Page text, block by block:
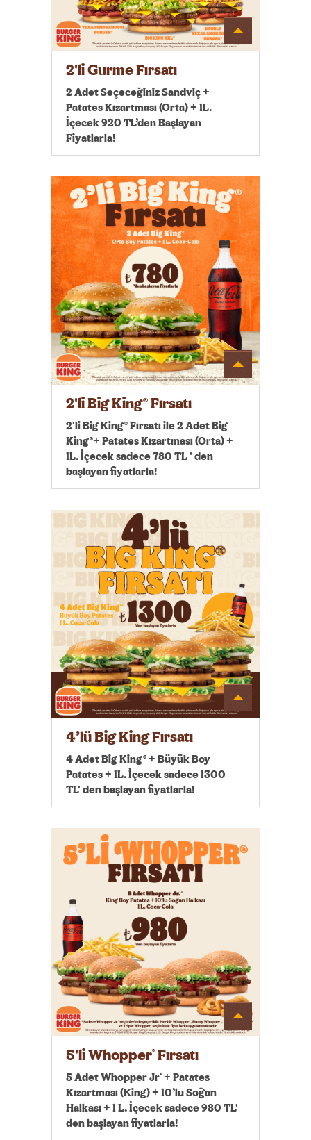
Detayı
2'li Gurme Fırsatı
2 Adet Seçeceğiniz Sandviç +
Patates Kızartması (Orta) + 1L.
İçecek 920 TL’den Başlayan
Fiyatlarla!
Detayı
Göster
2'li Big King® Fırsatı
2'li Big King® Fırsatı ile 2 Adet Big
King®+ Patates Kızartması (Orta) +
1L. İçecek sadece 780 TL ' den
başlayan fiyatlarla!
Detayı
4’lü Big King Fırsatı
4 Adet Big King® + Büyük Boy
Patates + 1L. İçecek sadece 1300
TL' den başlayan fiyatlarla!
Detayı
Göster
5'li Whopper® Fırsatı
5 Adet Whopper Jr® + Patates
Kızartması (King) + 10’lu Soğan
Halkası + 1 L. İçecek sadece 980 TL'
den başlayan fiyatlarla!